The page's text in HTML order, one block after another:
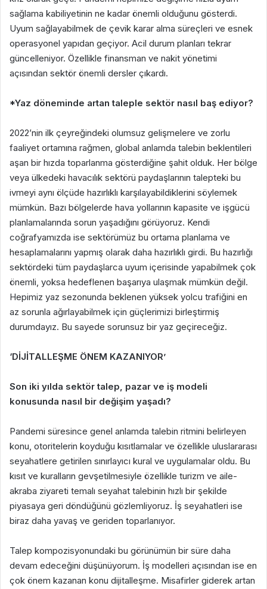
sağlama kabiliyetinin ne kadar önemli olduğunu gösterdi.
Uyum sağlayabilmek de çevik karar alma süreçleri ve esnek
operasyonel yapıdan geçiyor. Acil durum planları tekrar
güncelleniyor. Özellikle finansman ve nakit yönetimi
açısından sektör önemli dersler çıkardı.
*Yaz döneminde artan taleple sektör nasıl baş ediyor?
2022’nin ilk çeyreğindeki olumsuz gelişmelere ve zorlu
faaliyet ortamına rağmen, global anlamda talebin beklentileri
aşan bir hızda toparlanma gösterdiğine şahit olduk. Her bölge
veya ülkedeki havacılık sektörü paydaşlarının talepteki bu
ivmeyi aynı ölçüde hazırlıklı karşılayabildiklerini söylemek
mümkün. Bazı bölgelerde hava yollarının kapasite ve işgücü
planlamalarında sorun yaşadığını görüyoruz. Kendi
coğrafyamızda ise sektörümüz bu ortama planlama ve
hesaplamalarını yapmış olarak daha hazırlıklı girdi. Bu hazırlığı
sektördeki tüm paydaşlarca uyum içerisinde yapabilmek çok
önemli, yoksa hedeflenen başarıya ulaşmak mümkün değil.
Hepimiz yaz sezonunda beklenen yüksek yolcu trafiğini en
az sorunla ağırlayabilmek için güçlerimizi birleştirmiş
durumdayız. Bu sayede sorunsuz bir yaz geçireceğiz.
‘DİJİTALLEŞME ÖNEM KAZANIYOR’
Son iki yılda sektör talep, pazar ve iş modeli
konusunda nasıl bir değişim yaşadı?
Pandemi süresince genel anlamda talebin ritmini belirleyen
konu, otoritelerin koyduğu kısıtlamalar ve özellikle uluslararası
seyahatlere getirilen sınırlayıcı kural ve uygulamalar oldu. Bu
kısıt ve kuralların gevşetilmesiyle özellikle turizm ve aile-
akraba ziyareti temalı seyahat talebinin hızlı bir şekilde
piyasaya geri döndüğünü gözlemliyoruz. İş seyahatleri ise
biraz daha yavaş ve geriden toparlanıyor.
Talep kompozisyonundaki bu görünümün bir süre daha
devam edeceğini düşünüyorum. İş modelleri açısından ise en
çok önem kazanan konu dijitalleşme. Misafirler giderek artan